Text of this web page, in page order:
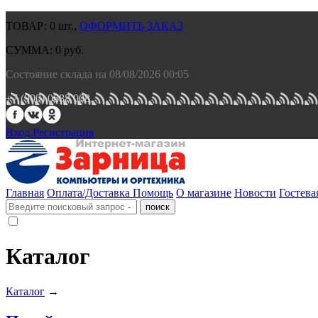
ТОВАР: 0 шт., ОФОРМИТЬ ЗАКАЗ
СУММА: 0 руб.
Состояние склада на 08/08/2026 00:05
+7 (900) 0688 008.
Вход.Регистрация
Главная Оплата/Доставка Помощь О магазине Новости
Каталог
Каталог →